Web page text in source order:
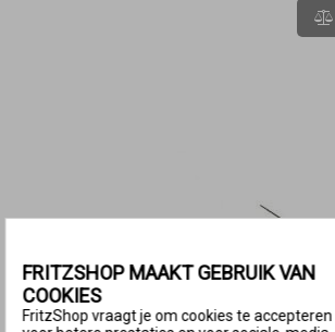
FRITZSHOP MAAKT GEBRUIK VAN
COOKIES
FritzShop vraagt je om cookies te accepteren